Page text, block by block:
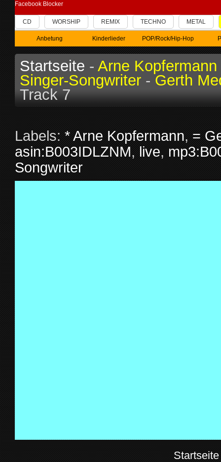
CD WORSHIP REMIX TECHNO METAL
Anbetung Kinderlieder POP/Rock/Hip-Hop
Facebook Blocker
Startseite - Arne Kopfermann
Singer-Songwriter - Gerth
Track 7
Labels:* Arne Kopfermann,=
asin:B003IDLZNM,live,
Songwriter
Startseite